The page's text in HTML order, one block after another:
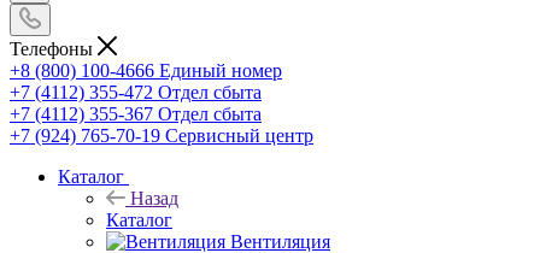
Телефоны
+8 (800) 100-4666 Единый номер
+7 (4112) 355-472 Отдел сбыта
+7 (4112) 355-367 Отдел сбыта
+7 (924) 765-70-19 Сервисный центр
Каталог
Назад
Каталог
Вентиляция